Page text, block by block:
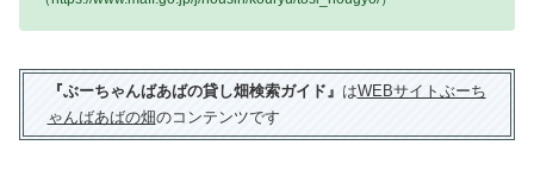
『ぶーちゃんばあばの貸し畑検索ガイド』 はWEBサイトぶーち
ゃんばあばの畑のコンテンツです